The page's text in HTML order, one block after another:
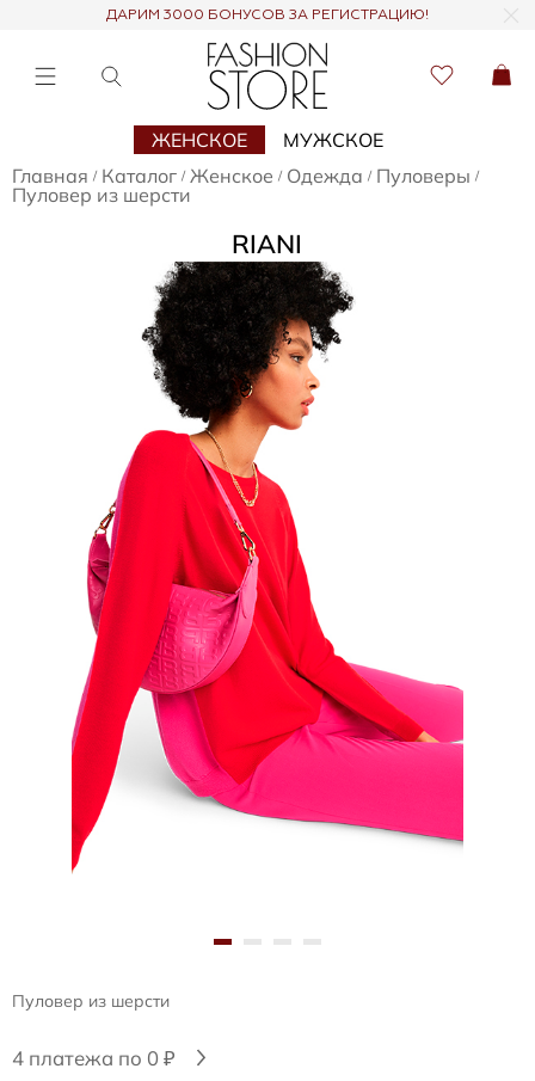
ДАРИМ 3000 БОНУСОВ ЗА РЕГИСТРАЦИЮ!
ЖЕНСКОЕ
МУЖСКОЕ
Главная / Каталог / Женское / Одежда / Пуловеры /
Пуловер из шерсти
RIANI
Пуловер из шерсти
4 платежа по 0 ₽